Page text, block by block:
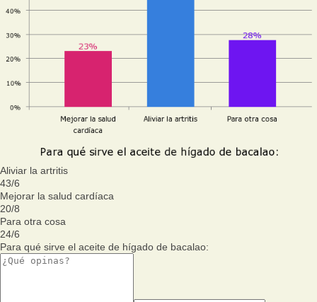
Aliviar la artritis
43/6
Mejorar la salud cardíaca
20/8
Para otra cosa
24/6
Para qué sirve el aceite de hígado de bacalao: